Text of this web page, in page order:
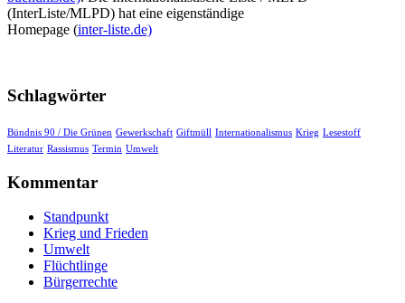
(InterListe/MLPD) hat eine eigenständige
Homepage (inter-liste.de)
Schlagwörter
Bündnis 90 / Die Grünen Gewerkschaft Giftmüll Internationalismus Krieg Lesestoff
Literatur Rassismus Termin Umwelt
Kommentar
Standpunkt
Krieg und Frieden
Umwelt
Flüchtlinge
Bürgerrechte